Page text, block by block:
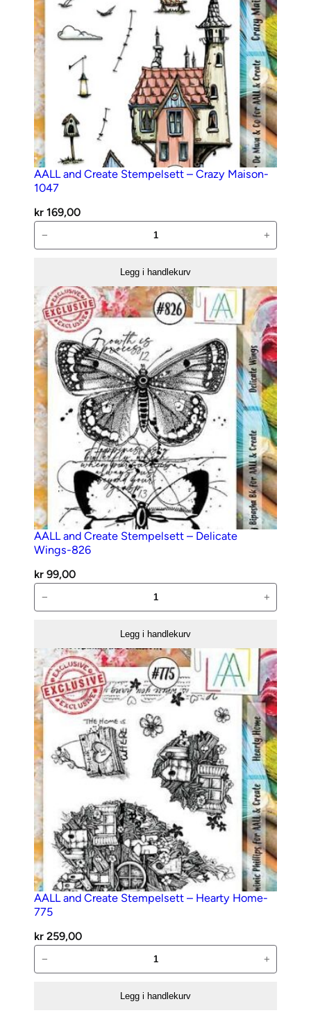
AALL and Create Stempelsett – Crazy Maison-
1047
kr 169,00
and
–
Crazy
Maison-
1047
antall
− +
Legg i handlekurv
AALL and Create Stempelsett – Delicate
Wings-826
kr 99,00
and
–
Delicate
Wings-
826
antall
− +
Legg i handlekurv
AALL and Create Stempelsett – Hearty Home-
775
kr 259,00
and
− +
Legg i handlekurv